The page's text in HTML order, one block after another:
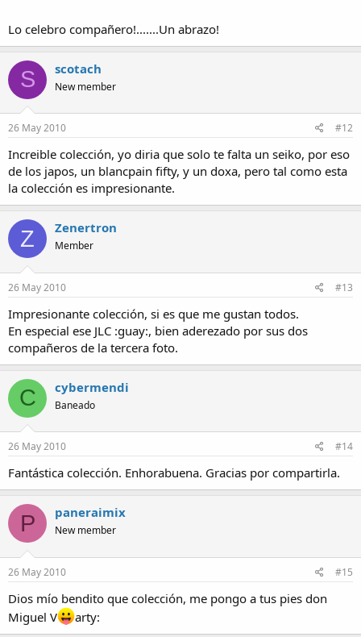
Lo celebro compañero!.......Un abrazo!
S scotach
New member
26 May 2010 #12
Increible colección, yo diria que solo te falta un seiko, por eso
de los japos, un blancpain fifty, y un doxa, pero tal como esta
la colección es impresionante.
Z Zenertron
Member
26 May 2010 #13
Impresionante colección, si es que me gustan todos.
En especial ese JLC :guay:, bien aderezado por sus dos
compañeros de la tercera foto.
C cybermendi
Baneado
26 May 2010 #14
Fantástica colección. Enhorabuena. Gracias por compartirla.
P paneraimix
New member
26 May 2010 #15
Dios mío bendito que colección, me pongo a tus pies don
Miguel V
arty: